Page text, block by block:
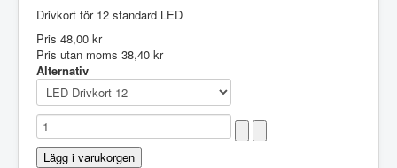
Drivkort för 12 standard LED
Pris 48,00 kr
Pris utan moms 38,40 kr
Alternativ